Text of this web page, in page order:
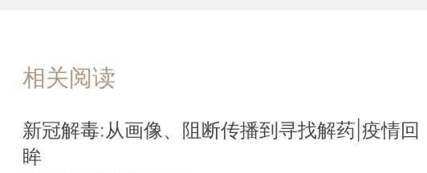
相关阅读
新冠解毒:从画像、阻断传播到寻找解药|疫情回
眸